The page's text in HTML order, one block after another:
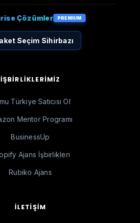
Çözümler PREMIUM
Seçim Sihirbazı
İŞBIRLIKLERIMIZ
Türkiye Satıcısı Ol
Mentor Programı
BusinessUp
Ajans İşbirlikleri
Rubiko Ajans
İLETIŞIM